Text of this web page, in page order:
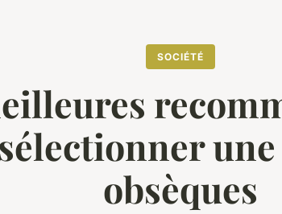
SOCIÉTÉ
une
obsèques